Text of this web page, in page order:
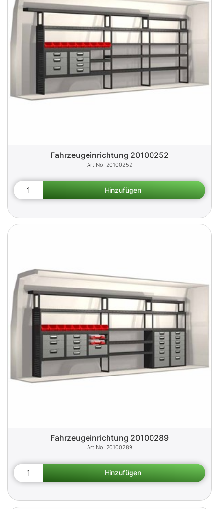
Fahrzeugeinrichtung 20100252
20100252
Fahrzeugeinrichtung 20100289
20100289